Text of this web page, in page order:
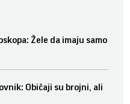
Žele da imaju samo
Običaji su brojni, ali